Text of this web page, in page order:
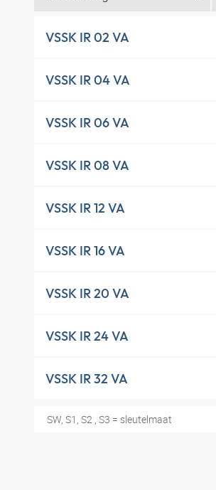
VSSK IR 02 VA
VSSK IR 04 VA
VSSK IR 06 VA
VSSK IR 08 VA
VSSK IR 12 VA
VSSK IR 16 VA
VSSK IR 20 VA
VSSK IR 24 VA
VSSK IR 32 VA
SW, S1, S2 , S3 = sleutelmaat